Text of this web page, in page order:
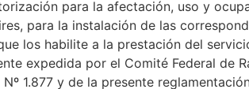
para la afectación, uso y
para la instalación de las
los habilite a la prestación del
expedida por el Comité Federal de
1.877 y de la presente